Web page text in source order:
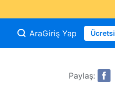
AraGiriş Yap
Paylaş: